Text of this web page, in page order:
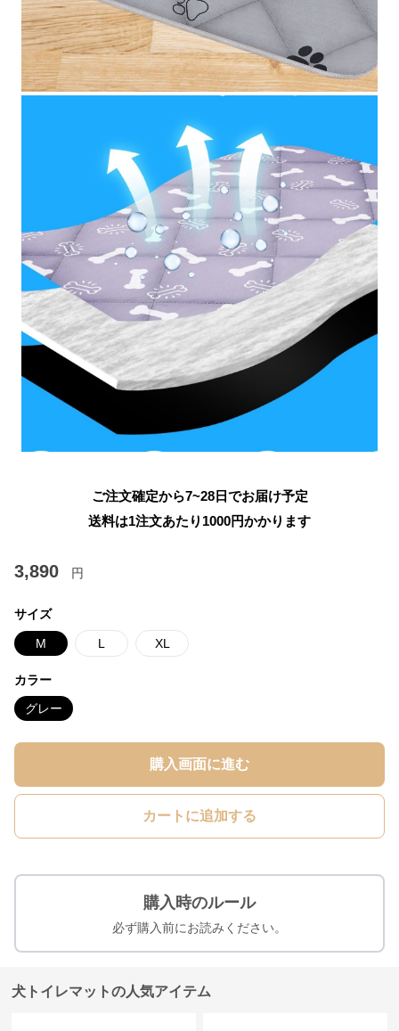
ご注文確定から7~28日でお届け予定
送料は1注文あたり 1000円かかります
3,890 円
サイズ
M L XL
カラー
グレー
購入画面に進む
カートに追加する
購入時のルール
必ず購入前にお読みください。
犬トイレマットの人気アイテム